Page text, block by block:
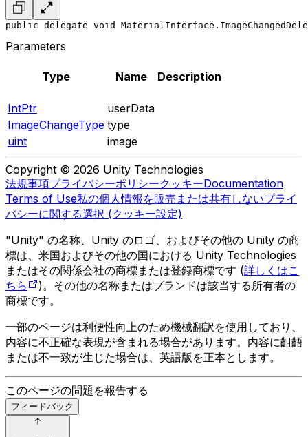
public delegate void
Parameters
Type Name Description
IntPtr
userData
ImageChangeType type
uint
image
Copyright © 2026 Unity Technologies
法規事項プライバシーポリシークッキーDocumentation
Terms of Use私の個人情報を販売または共有しないプライ
バシーに関する選択 (クッキー設定)
"Unity" の名称、Unity のロゴ、およびその他の Unity の商
標は、米国およびその他の国における Unity Technologies
またはその関係会社の商標または登録商標です (詳しくはこ
ちら
)。その他の名称またはブランドは該当する所有者の
商標です。
一部のページは利便性向上のため機械翻訳を使用しており、
内容に不正確な表現が含まれる場合があります。内容に齟齬
または不一致が生じた場合は、英語版を正本とします。
このページの問題を報告する
フィードバック